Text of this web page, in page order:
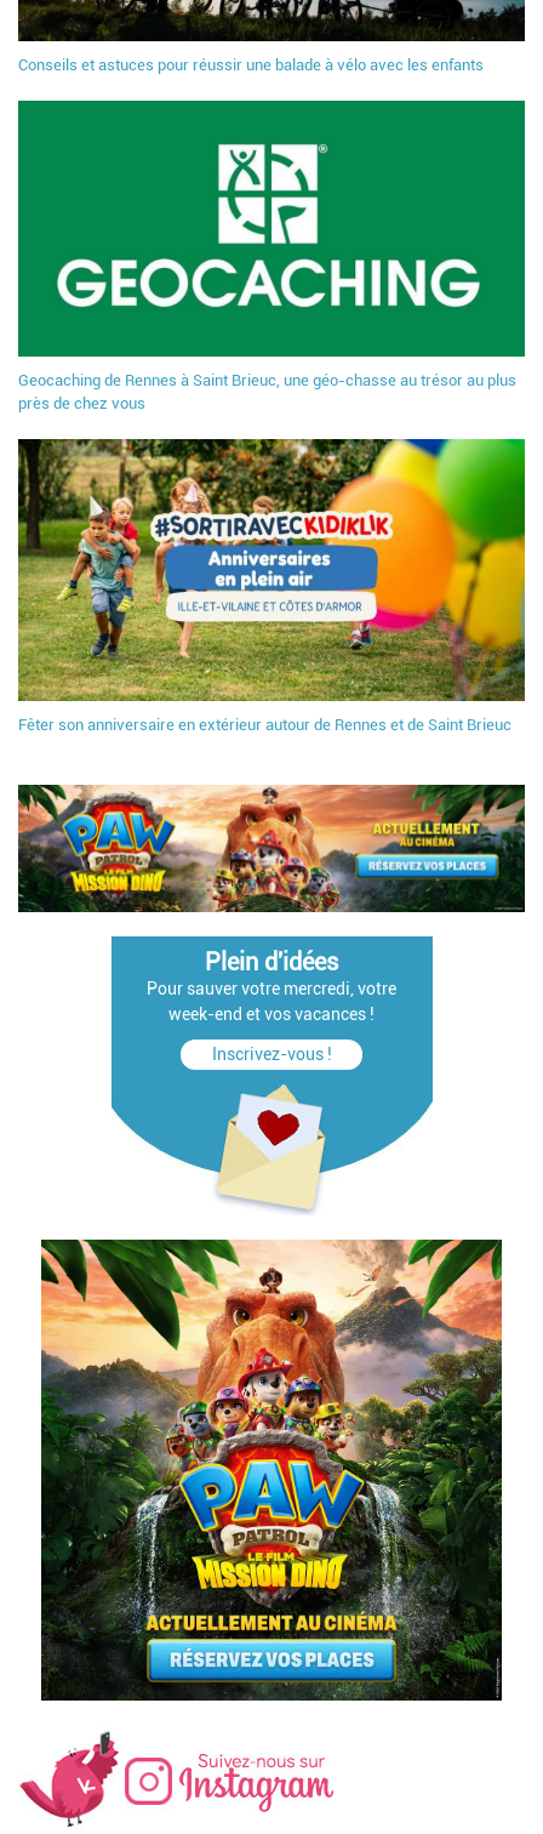
Conseils et astuces pour réussir une balade à vélo avec les enfants
Geocaching de Rennes à Saint Brieuc, une géo-chasse au trésor au plus
près de chez vous
Fêter son anniversaire en extérieur autour de Rennes et de Saint Brieuc
Plein d'idées
Pour sauver votre mercredi, votre
week-end et vos vacances !
Inscrivez-vous !